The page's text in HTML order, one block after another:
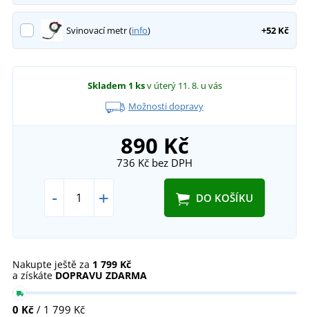
Svinovací metr (info) +52 Kč
Skladem 1 ksv úterý 11. 8. u vás
Možnosti dopravy
890 Kč
736 Kč bez DPH
- + DO KOŠÍKU
Nakupte ještě za 1 799 Kč
a získáte DOPRAVU ZDARMA
0 Kč / 1 799 Kč